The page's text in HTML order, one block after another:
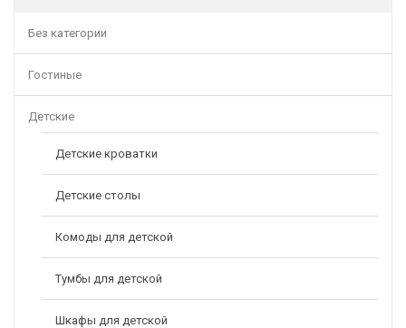
Без категории
Гостиные
Детские
Детские кроватки
Детские столы
Комоды для детской
Тумбы для детской
Шкафы для детской